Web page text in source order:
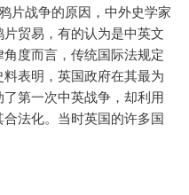
片战争的原因，中外史学家
贸易，有的认为是中英文
度而言，传统国际法规定
表明，英国政府在其最为
第一次中英战争，却利用
法化。当时英国的许多国